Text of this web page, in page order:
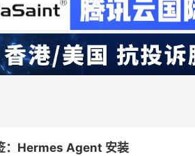
：Hermes Agent 安装